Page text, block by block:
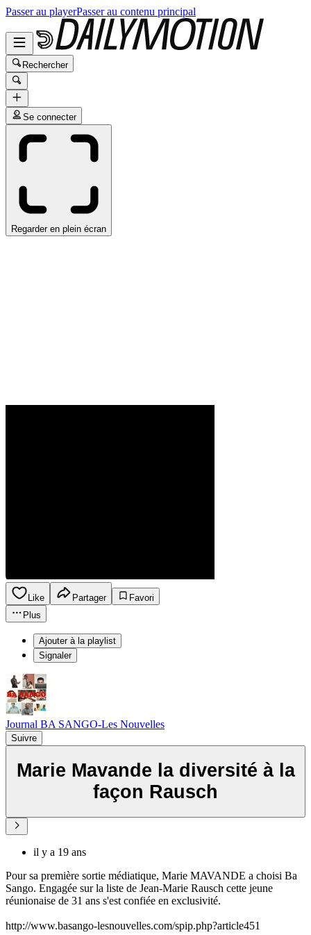
Passer au playerPasser au contenu principal
Rechercher
Se connecter
Regarder en plein écran
Like Partager
Favori
Plus
Ajouter à la playlist
Signaler
Journal BA SANGO-Les Nouvelles
Suivre
Marie Mavande la diversité à la
façon Rausch
il y a 19 ans
Pour sa première sortie médiatique, Marie MAVANDE a choisi Ba
Sango. Engagée sur la liste de Jean-Marie Rausch cette jeune
réunionaise de 31 ans s'est confiée en exclusivité.
http://www.basango-lesnouvelles.com/spip.php?article451